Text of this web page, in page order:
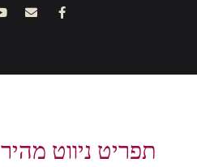
תפריט ניווט מהיר